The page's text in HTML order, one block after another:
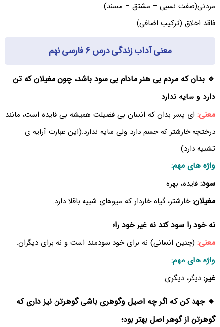
مردنی(صفت نسبی – مشتق – مسند)
فاقد اخلاق (ترکیب اضافی)
معنی آداب زندگی درس ۶ فارسی نهم
🔹 بدان که مردم بی هنر مادام بی سود باشد، چون مغیلان که تن
دارد و سایه ندارد
معنی: ای پسر بدان که انسان بی فضیلت همیشه بی فایده است، مانند
درختچه خارشتر که جسم دارد ولی سایه ندارد.(این عبارت آرایه ی
تشبیه دارد)
واژه های مهم:
سود: فایده، بهره
مغیلان:خارشتر، گیاه خاردار که میوهای شبیه باقلا دارد.
نه خود را سود کند نه غیر خود را؛
معنی: (چنین انسانی) نه برای خود سودمند است و نه برای دیگران.
واژه های مهم:
غیر: دیگر، دیگری.
🔹 جهد کن که اگر چه اصیل وگوهری باشی گوهرتن نیز داری که
گوهرتن از گوهر اصل بهتر بود؛